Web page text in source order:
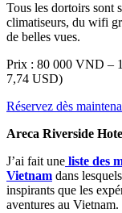
Tous les dortoirs sont
climatiseurs, du wifi
de belles vues.
Prix : 80 000 VND –
7,74 USD)
Réservez dès
Areca Riverside
J’ai fait une liste des
Vietnam dans
inspirants que les
aventures au Vietnam.